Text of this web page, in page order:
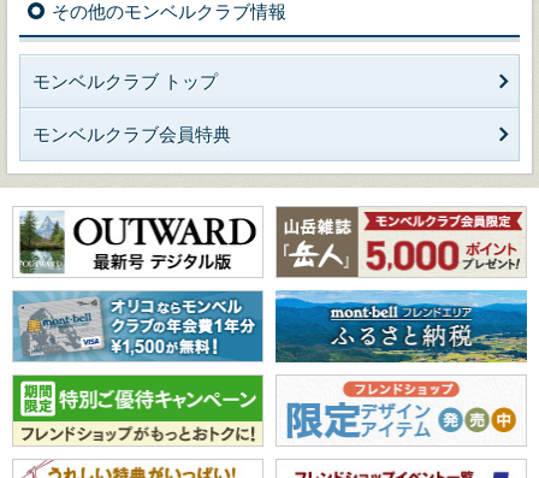
その他のモンベルクラブ情報
モンベルクラブ トップ
モンベルクラブ会員特典